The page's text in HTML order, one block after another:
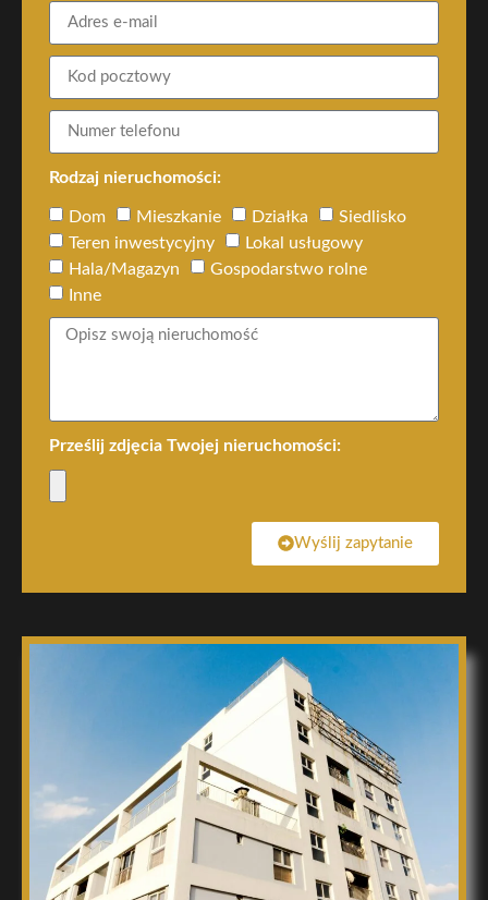
Rodzaj nieruchomości:
Dom Mieszkanie Działka
Siedlisko
Teren inwestycyjny
Lokal usługowy
Hala/Magazyn
Gospodarstwo rolne
Inne
Prześlij zdjęcia Twojej nieruchomości:
Wyślij zapytanie